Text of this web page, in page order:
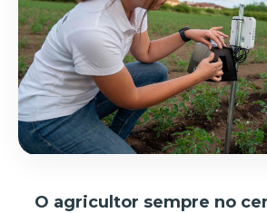
O agricultor sempre no